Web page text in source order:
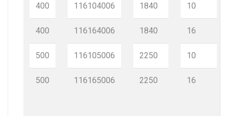
400
400
500
500
116104006
116164006
116105006
116165006
1840
1840
2250
2250
10
16
10
16